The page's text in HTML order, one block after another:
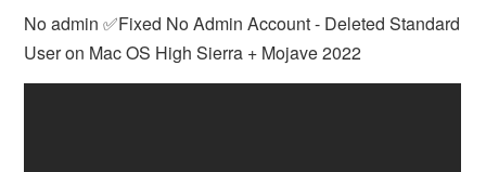
No admin ✅Fixed No Admin Account - Deleted Standard
User on Mac OS High Sierra + Mojave 2022